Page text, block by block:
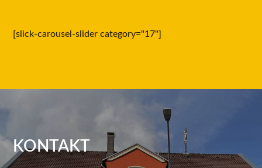
[slick-carousel-slider category="17"]
KONTAKT